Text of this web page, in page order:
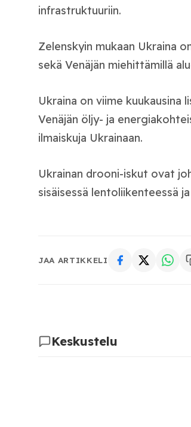
infrastruktuuriin.
Zelenskyin mukaan Ukraina
sekä Venäjän miehittämillä
Ukraina on viime kuukausina
Venäjän öljy- ja
ilmaiskuja Ukrainaan.
Ukrainan drooni-iskut ovat
sisäisessä lentoliikenteessä
JAA ARTIKKELI
Keskustelu